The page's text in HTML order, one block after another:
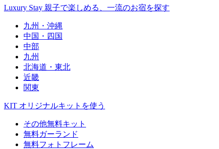
Luxury Stay 親子で楽しめる、一流のお宿を探す
九州・沖縄
中国・四国
中部
九州
北海道・東北
近畿
関東
KIT オリジナルキットを使う
その他無料キット
無料ガーランド
無料フォトフレーム